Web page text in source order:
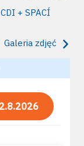
Galeria zdjęć